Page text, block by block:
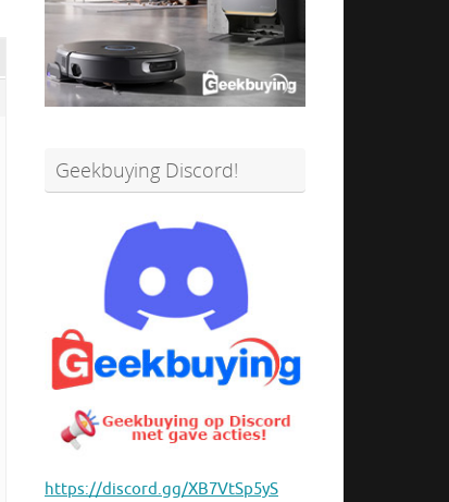
Geekbuying Discord!
https://discord.gg/XB7VtSp5yS